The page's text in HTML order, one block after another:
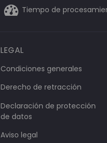
Tiempo de
LEGAL
Condiciones generales
Derecho de retracción
Declaración de protección
de datos
Aviso legal